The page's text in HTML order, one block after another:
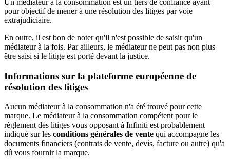
Un médiateur à la consommation est un tiers de confiance ayant
pour objectif de mener à une résolution des litiges par voie
extrajudiciaire.
En outre, il est bon de noter qu'il n'est possible de saisir qu'un
médiateur à la fois. Par ailleurs, le médiateur ne peut pas non plus
être saisi si le litige est porté devant la justice.
Informations sur la plateforme européenne de
résolution des litiges
Aucun médiateur à la consommation n'a été trouvé pour cette
marque. Le médiateur à la consommation compétent pour le
règlement des litiges vous opposant à Infiniti est probablement
indiqué sur les conditions générales de vente qui accompagne les
documents financiers (contrats de vente, devis, facture ou autre) qu'a
dû vous fournir la marque.